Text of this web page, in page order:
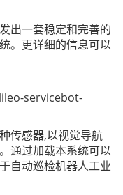
出一套稳定和完善的
。更详细的信息可以
servicebot-
传感器,以视觉导航
通过加载本系统可以
自动巡检机器人工业